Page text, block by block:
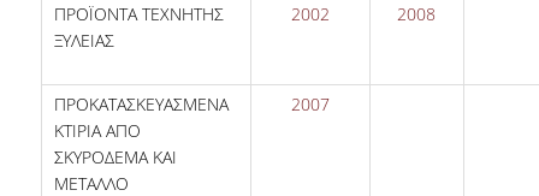
ΠΡΟΪΟΝΤΑ ΤΕΧΝΗΤΗΣ
ΞΥΛΕΙΑΣ
2002 2008
ΠΡΟΚΑΤΑΣΚΕΥΑΣΜΕΝΑ
ΚΤΙΡΙΑ ΑΠΟ
ΣΚΥΡΟΔΕΜΑ ΚΑΙ
ΜΕΤΑΛΛΟ
2007